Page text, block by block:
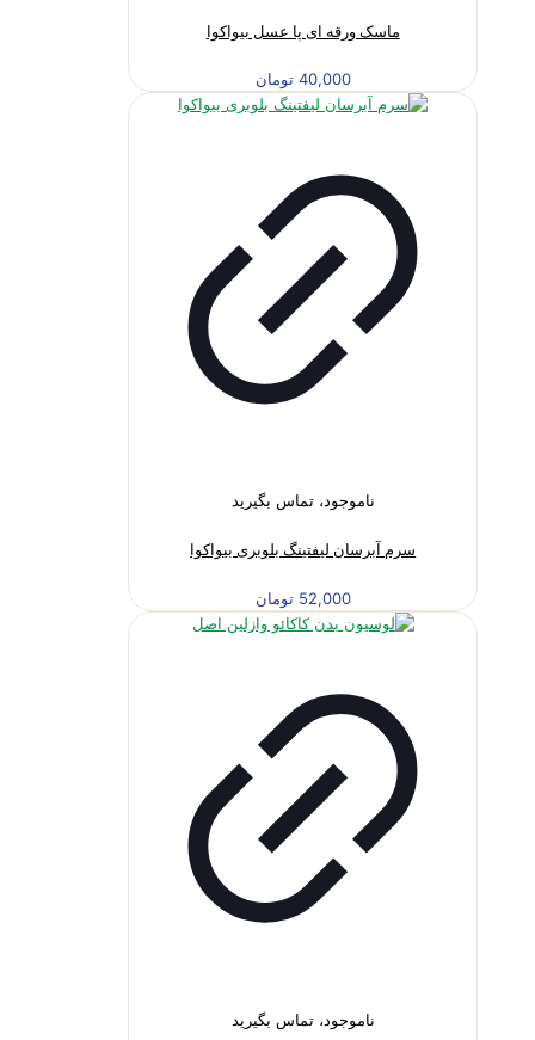
ماسک ورقه ای پا عسل بیواکوا
40,000 تومان
ناموجود، تماس بگیرید
سرم آبرسان لیفتینگ بلوبری بیواکوا
52,000 تومان
ناموجود، تماس بگیرید